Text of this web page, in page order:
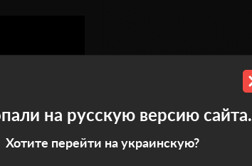
на русскую версию сайта.
Хотите перейти на украинскую?